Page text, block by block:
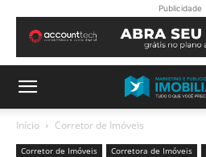
Publicidade
Início Corretor de Imóveis
Corretor de Imóveis Corretora de Imóveis